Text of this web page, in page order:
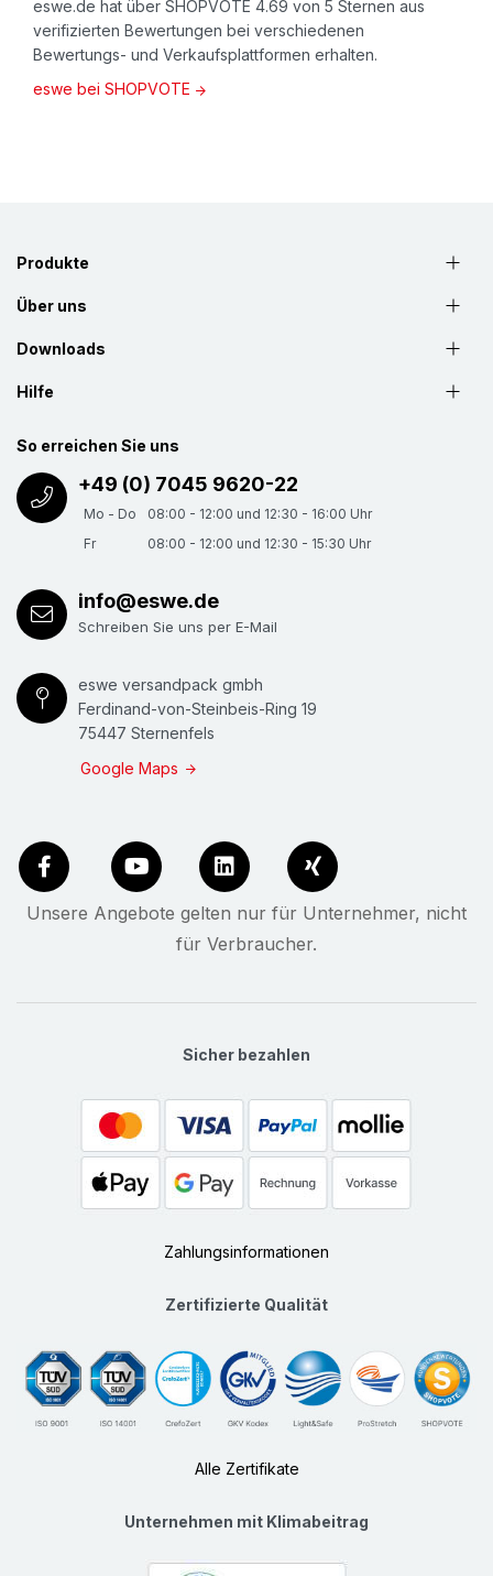
eswe.de hat über SHOPVOTE 4.69 von 5 Sternen aus
verifizierten Bewertungen bei verschiedenen
Bewertungs- und Verkaufsplattformen erhalten.
eswe bei SHOPVOTE
Produkte
Über uns
Downloads
Hilfe
So erreichen Sie uns
+49 (0) 7045 9620-22
Mo - Do
08:00 - 12:00 und 12:30 - 16:00 Uhr
Fr
08:00 - 12:00 und 12:30 - 15:30 Uhr
info@eswe.de
Schreiben Sie uns per E-Mail
eswe versandpack gmbh
Ferdinand-von-Steinbeis-Ring 19
75447 Sternenfels
Google Maps
Unsere Angebote gelten nur für Unternehmer, nicht
für Verbraucher.
Sicher bezahlen
Zahlungsinformationen
Zertifizierte Qualität
Alle Zertifikate
Unternehmen mit Klimabeitrag